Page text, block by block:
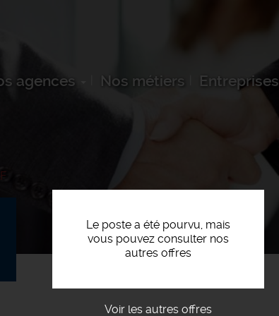
agences Nos métiers Entreprises
Le poste a été pourvu, mais
vous pouvez consulter nos
autres offres
Voir les autres offres